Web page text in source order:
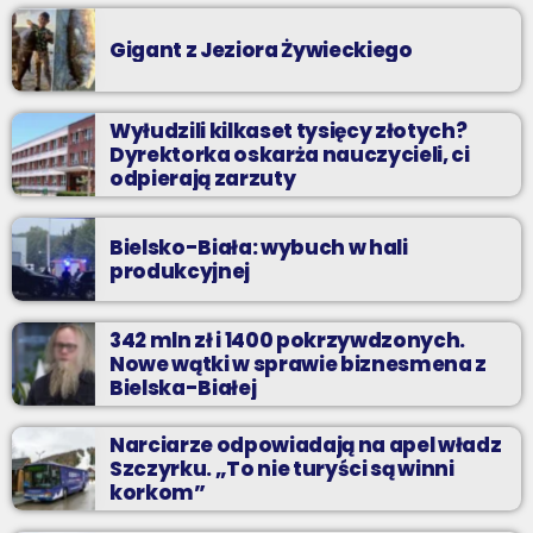
Gigant z Jeziora Żywieckiego
Wyłudzili kilkaset tysięcy złotych?
Dyrektorka oskarża nauczycieli, ci
odpierają zarzuty
Bielsko-Biała: wybuch w hali
produkcyjnej
342 mln zł i 1400 pokrzywdzonych.
Nowe wątki w sprawie biznesmena z
Bielska-Białej
Narciarze odpowiadają na apel władz
Szczyrku. „To nie turyści są winni
korkom”